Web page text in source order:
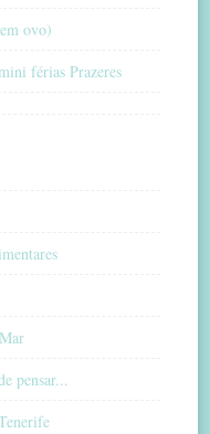
ovo)
férias Prazeres
pensar...